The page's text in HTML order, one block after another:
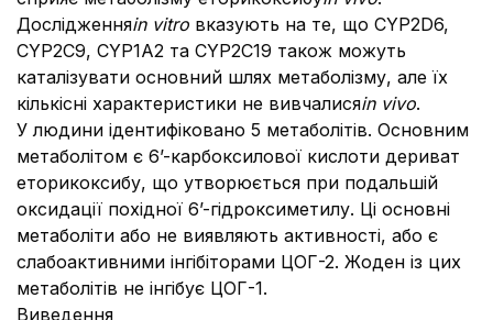
Дослідженняin vitro вказують на те, що CYP2D6,
CYP2C9, CYP1A2 та CYP2C19 також можуть
каталізувати основний шлях метаболізму, але їх
кількісні характеристики не вивчалисяin vivo.
У людини ідентифіковано 5 метаболітів. Основним
метаболітом є 6’-карбоксилової кислоти дериват
еторикоксибу, що утворюється при подальшій
оксидації похідної 6’-гідроксиметилу. Ці основні
метаболіти або не виявляють активності, або є
слабоактивними інгібіторами ЦОГ-2. Жоден із цих
метаболітів не інгібує ЦОГ-1.
Виведення